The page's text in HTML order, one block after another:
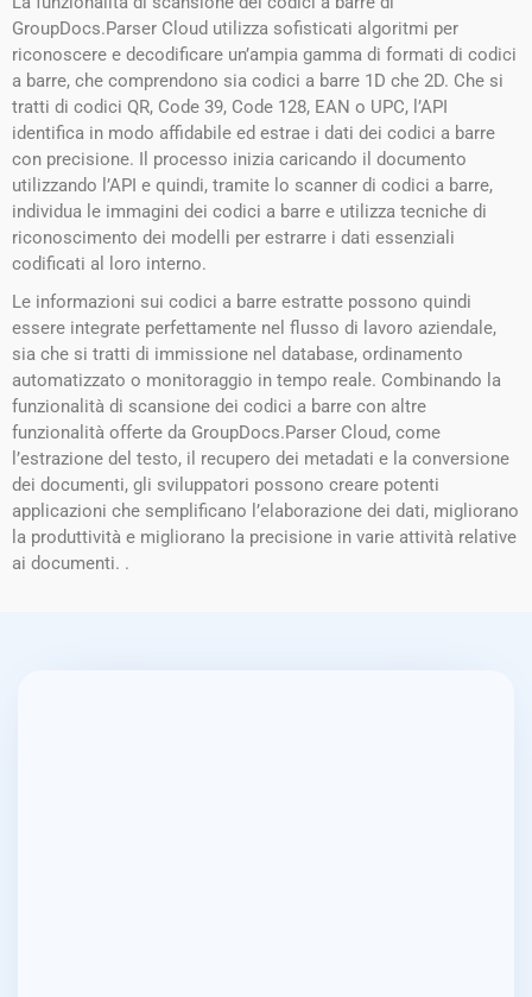
GroupDocs.Parser Cloud utilizza sofisticati algoritmi per
riconoscere e decodificare un’ampia gamma di formati di codici
a barre, che comprendono sia codici a barre 1D che 2D. Che si
tratti di codici QR, Code 39, Code 128, EAN o UPC, l’API
identifica in modo affidabile ed estrae i dati dei codici a barre
con precisione. Il processo inizia caricando il documento
utilizzando l’API e quindi, tramite lo scanner di codici a barre,
individua le immagini dei codici a barre e utilizza tecniche di
riconoscimento dei modelli per estrarre i dati essenziali
codificati al loro interno.
Le informazioni sui codici a barre estratte possono quindi
essere integrate perfettamente nel flusso di lavoro aziendale,
sia che si tratti di immissione nel database, ordinamento
automatizzato o monitoraggio in tempo reale. Combinando la
funzionalità di scansione dei codici a barre con altre
funzionalità offerte da GroupDocs.Parser Cloud, come
l’estrazione del testo, il recupero dei metadati e la conversione
dei documenti, gli sviluppatori possono creare potenti
applicazioni che semplificano l’elaborazione dei dati, migliorano
la produttività e migliorano la precisione in varie attività relative
ai documenti. .